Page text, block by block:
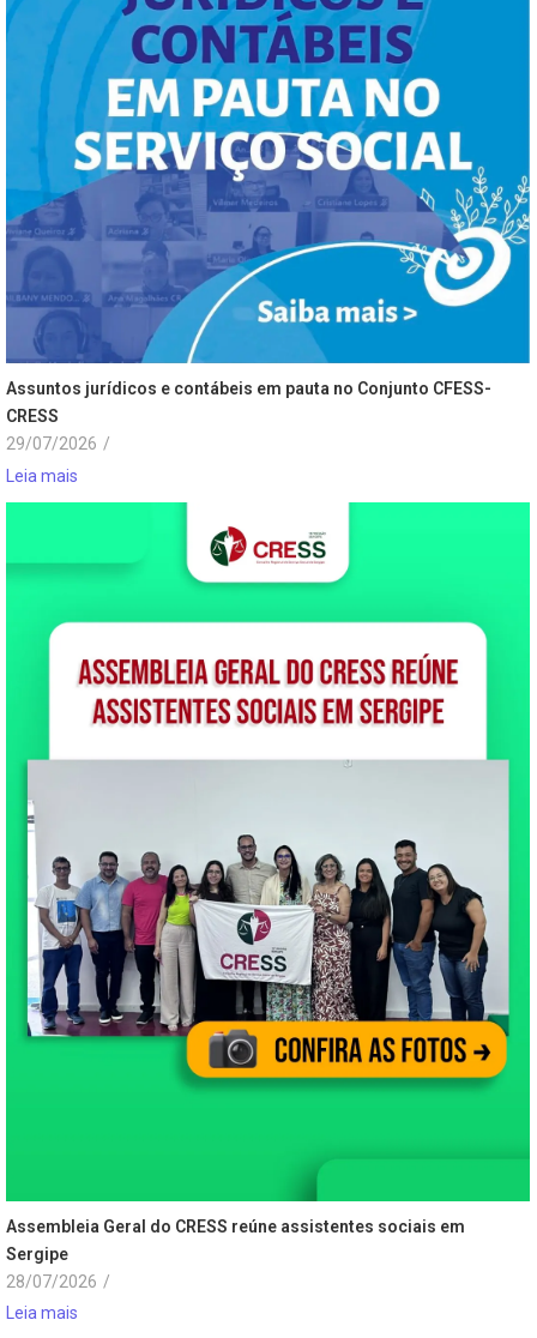
Assuntos jurídicos e contábeis em pauta no Conjunto CFESS-
CRESS
29/07/2026 /
Leia mais
Assembleia Geral do CRESS reúne assistentes sociais em
Sergipe
28/07/2026 /
Leia mais